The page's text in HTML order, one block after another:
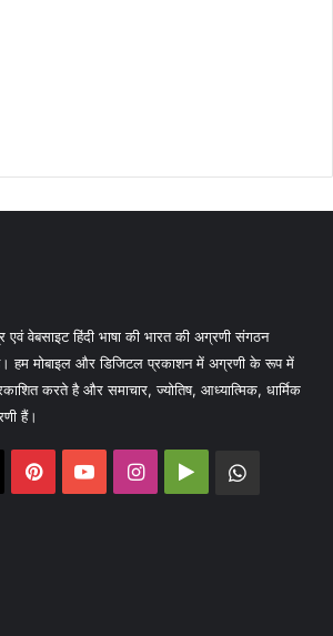
वेबसाइट हिंदी भाषा की भारत की अग्रणी संगठन
हम मोबाइल और डिजिटल प्रकाशन में अग्रणी के रूप में
करते है और समाचार, ज्योतिष, आध्यात्मिक, धार्मिक
हैं।
PinterestYouTubeInstagram
Google